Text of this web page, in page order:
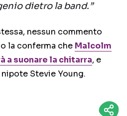
dietro la band.”
nessun commento
la conferma che Malcolm
a suonare la chitarra, e
Stevie Young.